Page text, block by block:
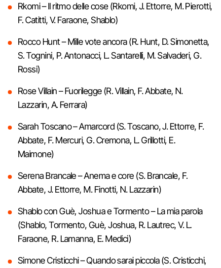
Rkomi – Il ritmo delle cose (Rkomi, J. Ettorre, M. Pierotti,
F. Catitti, V. Faraone, Shablo)
Rocco Hunt – Mille vote ancora (R. Hunt, D. Simonetta,
S. Tognini, P. Antonacci, L. Santarelli, M. Salvaderi, G.
Rossi)
Rose Villain – Fuorilegge (R. Villain, F. Abbate, N.
Lazzarin, A. Ferrara)
Sarah Toscano – Amarcord (S. Toscano, J. Ettorre, F.
Abbate, F. Mercuri, G. Cremona, L. Grillotti, E.
Maimone)
Serena Brancale – Anema e core (S. Brancale, F.
Abbate, J. Ettorre, M. Finotti, N. Lazzarin)
Shablo con Guè, Joshua e Tormento – La mia parola
(Shablo, Tormento, Guè, Joshua, R. Lautrec, V. L.
Faraone, R. Lamanna, E. Medici)
Simone Cristicchi – Quando sarai piccola (S. Cristicchi,